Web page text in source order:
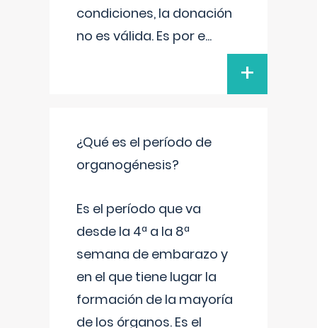
condiciones, la donación
no es válida. Es por e...
+
¿Qué es el período de
organogénesis?
Es el período que va
desde la 4ª a la 8ª
semana de embarazo y
en el que tiene lugar la
formación de la mayoría
de los órganos. Es el